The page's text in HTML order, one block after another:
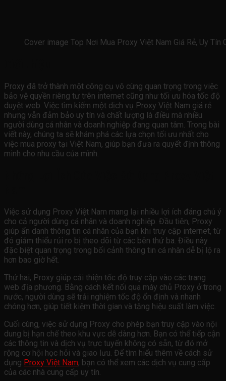
Cover image Top Nơi Mua Proxy Việt Nam Giá Rẻ, Uy Tín
Proxy đã trở thành một công cụ vô cùng quan trọng trong việc
bảo vệ quyền riêng tư trên internet cũng như tối ưu hóa tốc độ
duyệt web. Việc tìm kiếm một dịch vụ Proxy Việt Nam giá rẻ
nhưng vẫn đảm bảo uy tín và chất lượng là điều mà nhiều
người dùng cá nhân và doanh nghiệp đang quan tâm. Trong bài
viết này, chúng ta sẽ khám phá các lựa chọn tối ưu nhất cho
việc mua proxy tại Việt Nam, giúp bạn đưa ra quyết định thông
minh cho nhu cầu của mình.
Việc sử dụng Proxy Việt Nam mang lại nhiều lợi ích đáng chú ý
cho cả người dùng cá nhân và doanh nghiệp. Đầu tiên, Proxy
giúp ẩn danh thông tin cá nhân của bạn khi truy cập internet, từ
đó giảm thiểu rủi ro bị theo dõi từ các bên thứ ba. Điều này
đặc biệt quan trọng trong bối cảnh thông tin cá nhân dễ bị lộ ra
hơn bao giờ hết.
Thứ hai, Proxy giúp cải thiện tốc độ truy cập vào các trang
web địa phương. Bằng cách kết nối qua máy chủ Proxy ở trong
nước, người dùng sẽ trải nghiệm tốc độ ổn định và nhanh
chóng hơn, giúp tiết kiệm thời gian và tăng hiệu suất làm việc.
Cuối cùng, việc sử dụng Proxy cho phép bạn truy cập vào nội
dung bị hạn chế theo khu vực dễ dàng hơn. Bạn có thể tiếp cận
các thông tin và dịch vụ trực tuyến không có sẵn, từ đó mở
rộng cơ hội học hỏi và giao lưu. Để tìm hiểu thêm về cách sử
dụng Proxy Việt Nam, bạn có thể xem các dịch vụ cung cấp
của các nhà cung cấp uy tín.